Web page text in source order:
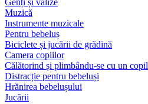
Muzică
Instrumente muzicale
Pentru bebeluș
Biciclete și jucării de grădină
Camera copiilor
Călătorind și plimbându-se cu un copil
Distracție pentru bebeluși
Hrănirea bebelușului
Jucării